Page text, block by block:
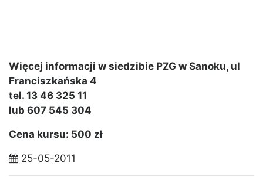
Więcej informacji w siedzibie PZG w Sanoku, ul
Franciszkańska 4
tel. 13 46 325 11
lub 607 545 304
Cena kursu: 500 zł
25-05-2011